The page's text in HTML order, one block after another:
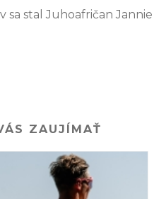
sa stal Juhoafričan Jannie
ZAUJÍMAŤ